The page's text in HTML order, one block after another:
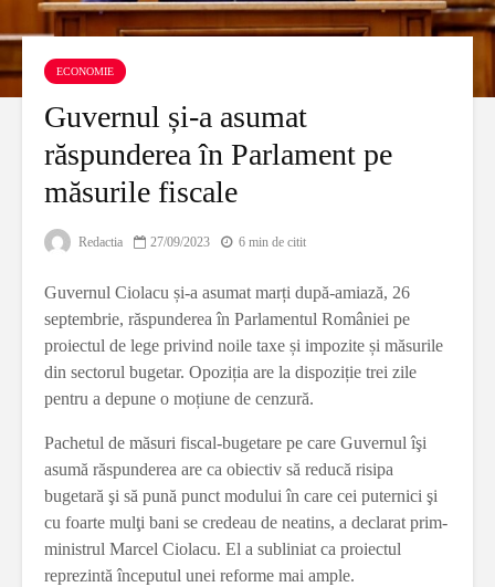
ECONOMIE
Guvernul și-a asumat
răspunderea în Parlament pe
măsurile fiscale
Redactia 27/09/2023 6 min de citit
Guvernul Ciolacu și-a asumat marți după-amiază, 26
septembrie, răspunderea în Parlamentul României pe
proiectul de lege privind noile taxe și impozite și măsurile
din sectorul bugetar. Opoziția are la dispoziție trei zile
pentru a depune o moțiune de cenzură.
Pachetul de măsuri fiscal-bugetare pe care Guvernul îşi
asumă răspunderea are ca obiectiv să reducă risipa
bugetară şi să pună punct modului în care cei puternici şi
cu foarte mulţi bani se credeau de neatins, a declarat prim-
ministrul Marcel Ciolacu. El a subliniat ca proiectul
reprezintă începutul unei reforme mai ample.